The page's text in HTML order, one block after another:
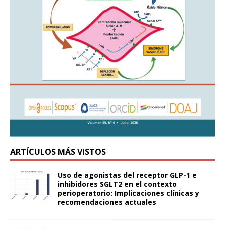
ARTÍCULOS MÁS VISTOS
Uso de agonistas del receptor GLP-1 e
inhibidores SGLT2 en el contexto
perioperatorio: Implicaciones clínicas y
recomendaciones actuales